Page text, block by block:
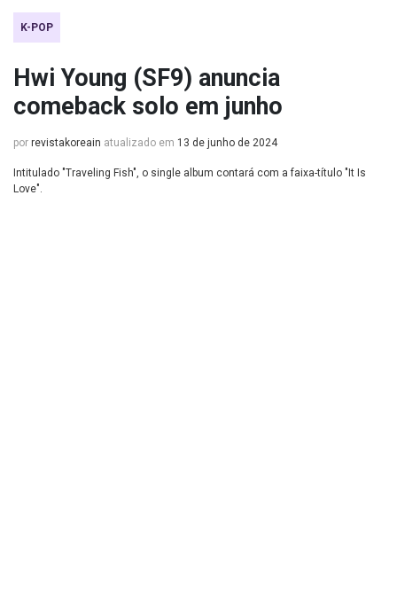
K-POP
Hwi Young (SF9) anuncia
comeback solo em junho
por revistakoreain atualizado em 13 de junho de 2024
Intitulado "Traveling Fish", o single album contará com a faixa-título "It Is
Love".